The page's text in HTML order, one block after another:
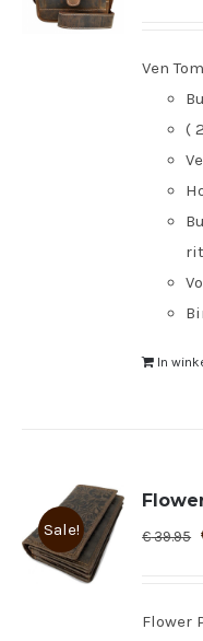
Ven
(
In
Sale! €39.95
Flower